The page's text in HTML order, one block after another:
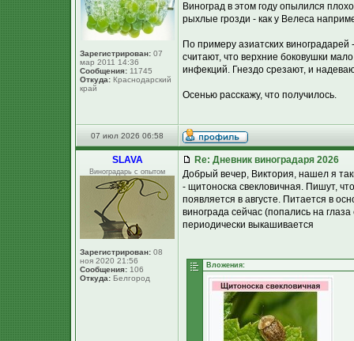
Зарегистрирован: 07
мар 2011 14:36
Сообщения: 11745
Откуда: Краснодарский
край
Виноград в этом году опылился
рыхлые грозди - как у Велеса
По примеру азиатских
считают, что верхние боковушки
инфекций. Гнездо срезают, и
Осенью расскажу, что получилось.
07 июл 2026 06:58
SLAVA
Виноградарь с опытом
Зарегистрирован: 08
ноя 2020 21:56
Сообщения: 106
Откуда: Белгород
Re: Дневник виноградаря 2026
Добрый вечер, Виктория, нашел я
- щитоноска свекловичная. Пишут,
появляется в августе. Питается в
винограда сейчас (попались на
периодически выкашивается
Вложения: